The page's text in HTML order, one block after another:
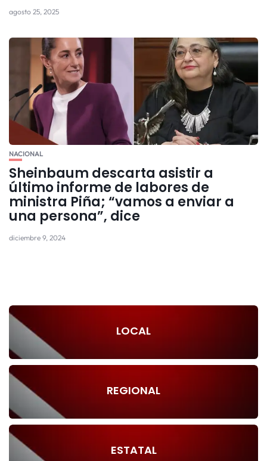
agosto 25, 2025
NACIONAL
Sheinbaum descarta asistir a
último informe de labores de
ministra Piña; “vamos a enviar a
una persona”, dice
diciembre 9, 2024
LOCAL
REGIONAL
ESTATAL